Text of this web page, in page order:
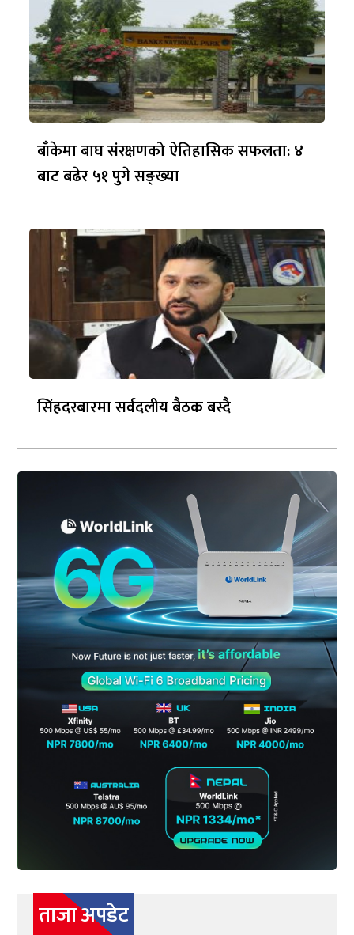
बाँकेमा बाघ संरक्षणको ऐतिहासिक सफलता: ४
बाट बढेर ५१ पुगे सङ्ख्या
सिंहदरबारमा सर्वदलीय बैठक बस्दै
ताजा अपडेट